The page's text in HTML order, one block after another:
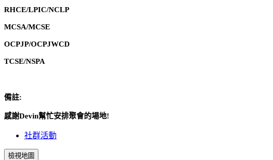
RHCE/LPIC/NCLP
MCSA/MCSE
OCPJP/OCPJWCD
TCSE/NSPA
備註:
感謝Devin幫忙安排聚會的場地!
社群活動
檢視地圖